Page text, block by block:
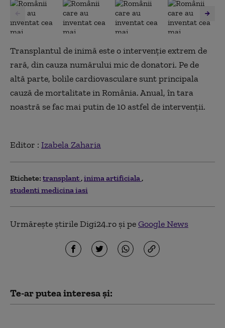
Transplantul de inimă este o intervenție extrem de
rară, din cauza numărului mic de donatori. Pe de
altă parte, bolile cardiovasculare sunt principala
cauză de mortalitate in România. Anual, în tara
noastră se fac mai putin de 10 astfel de intervenții.
Editor : Izabela Zaharia
Etichete: transplant inima artificiala
studenti medicina iasi
Urmărește știrile Digi24.ro și peGoogle News
Te-ar putea interesa și: